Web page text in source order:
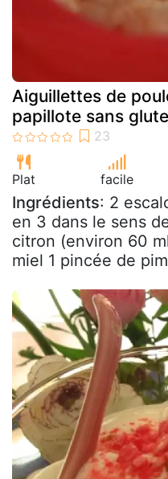
Aiguillettes de
papillote sans
Plat facile
Ingrédients: 2
en 3 dans le sens
citron (environ 60
miel 1 pincée de